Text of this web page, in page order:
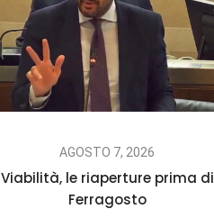
AGOSTO 7, 2026
Viabilità, le riaperture prima di
Ferragosto